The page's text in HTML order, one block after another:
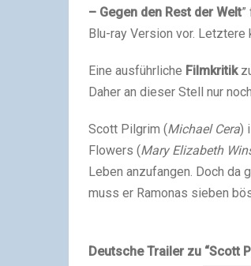
– Gegen den Rest der Welt
Blu-ray Version vor.
Eine ausführliche Filmkritik
Daher an dieser Stell nur
Scott Pilgrim (Michael Cera)
Flowers (Mary Elizabeth
Leben anzufangen. Doch da
muss er Ramonas sieben
Deutsche Trailer zu “Scott